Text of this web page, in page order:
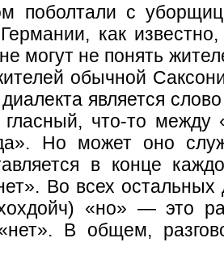
поболтали с
как
могут не понять
обычной
диалекта является
гласный, что-то
Но может оно
в конце
Во всех
«но» — это
В общем,